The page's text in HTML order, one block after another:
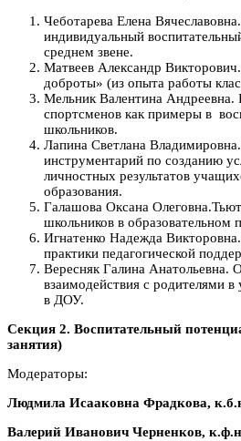
Чеботарева Елена
индивидуальный
среднем звене.
Матвеев Александр
доброты» (из опыта работы
Мельник Валентина Андреевна.
спортсменов как примеры в
школьников.
Лапина Светлана
инструментарий по созданию
личностных результатов
образования.
Галашова Оксана
школьников в образовательном
Игнатенко Надежда
практики педагогической
Вересняк Галина Анатольевна.
взаимодействия с родителями
в ДОУ.
Секция 2. Воспитательный
занятия)
Модераторы:
Людмила Исааковна Фрадкова,
Валерий Иванович Черненков,